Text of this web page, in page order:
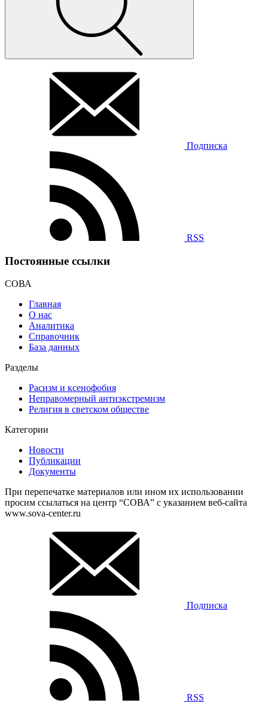
Подписка
RSS
Постоянные ссылки
СОВА
Главная
О нас
Аналитика
Справочник
База данных
Разделы
Расизм и ксенофобия
Неправомерный антиэкстремизм
Религия в светском обществе
Категории
Новости
Публикации
Документы
При перепечатке материалов или ином их использовании
просим ссылаться на центр “СОВА” с указанием веб-сайта
www.sova-center.ru
Подписка
RSS